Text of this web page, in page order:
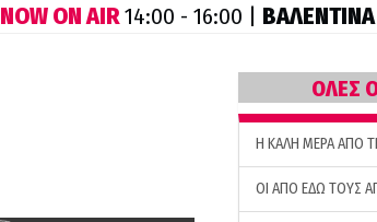
NOW ON AIR14:00 - 16:00 |
ΟΛΕΣ
H ΚΑΛΗ ΜΕΡΑ ΑΠΟ
ΟΙ ΑΠΟ ΕΔΩ ΤΟΥΣ